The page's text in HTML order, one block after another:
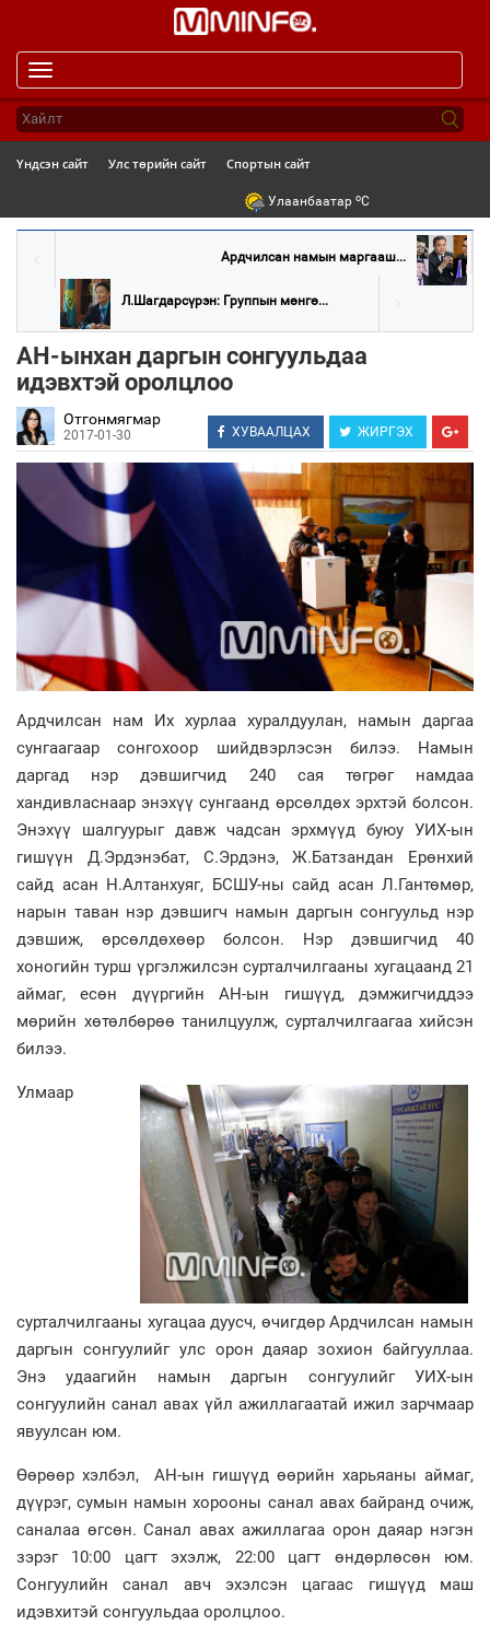
navigation
Үндсэн сайт Улс төрийн сайт Спортын сайт
Улаанбаатар oC
Ардчилсан намын маргааш...
Л.Шагдарсүрэн: Группын мөнгө...
АН-ынхан даргын сонгуульдаа
идэвхтэй оролцлоо
Отгонмягмар
2017-01-30 ХУВААЛЦАХ ЖИРГЭХ
Ардчилсан нам Их хурлаа хуралдуулан, намын даргаа
сунгаагаар сонгохоор шийд­вэр­лэсэн билээ. Намын
даргад нэр дэвшигчид 240 сая төгрөг намдаа
хандивласнаар энэхүү сунгаанд өрсөлдөх эрхтэй болсон.
Энэхүү шалгуурыг давж чадсан эрхмүүд буюу УИХ-ын
гишүүн Д.Эрдэнэбат, С.Эрдэнэ, Ж.Батзандан Ерөнхий
сайд асан Н.Алтанхуяг, БСШУ-ны сайд асан Л.Гантөмөр,
нарын таван нэр дэвшигч намын даргын сонгуульд нэр
дэвшиж, өрсөлдөхөөр болсон. Нэр дэвшигчид 40
хоногийн турш үргэлжилсэн сурталчилгааны хугацаанд 21
аймаг, есөн дүүргийн АН-ын гишүүд, дэмжигчиддээ
мөрийн хөтөлбөрөө танилцуулж, сурталчилгаагаа хийсэн
билээ.
Улмаар
сурталчилгааны хугацаа дуусч, өчигдөр Ардчилсан намын
даргын сонгуулийг улс орон даяар зохион байгууллаа.
Энэ удаагийн намын даргын сонгуулийг УИХ-ын
сонгуулийн санал авах үйл ажиллагаатай ижил зарчмаар
явуулсан юм.
Өөрөөр хэлбэл, АН-ын гишүүд өөрийн харьяаны аймаг,
дүүрэг, сумын намын хорооны санал авах байранд очиж,
саналаа өгсөн. Санал авах ажиллагаа орон даяар нэгэн
зэрэг 10:00 цагт эхэлж, 22:00 цагт өндөрлөсөн юм.
Сонгуулийн санал авч эхэлсэн цагаас гишүүд маш
идэвхитэй сонгуульдаа оролцлоо.